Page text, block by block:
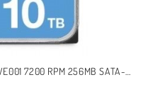
7200 RPM 256MB SATA-3